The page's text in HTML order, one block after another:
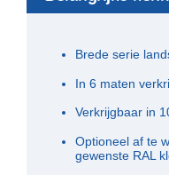
Brede serie
In 6 maten
Verkrijgbaar in
Optioneel af te
gewenste RAL